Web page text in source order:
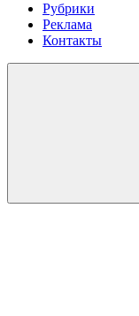
Рубрики
Реклама
Контакты